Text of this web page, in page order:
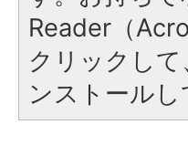
Reader（
クリックし
ンストールし